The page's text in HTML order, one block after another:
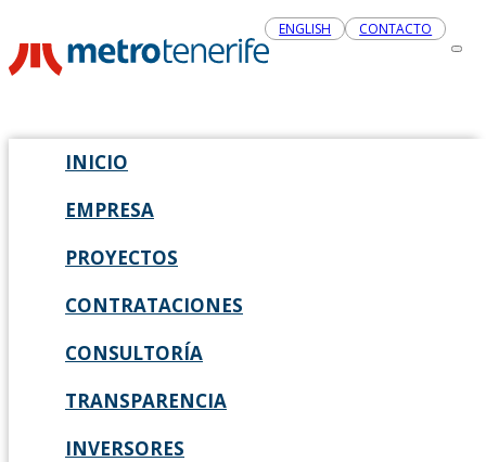
ENGLISH CONTACTO
INICIO
EMPRESA
PROYECTOS
CONTRATACIONES
CONSULTORÍA
TRANSPARENCIA
INVERSORES